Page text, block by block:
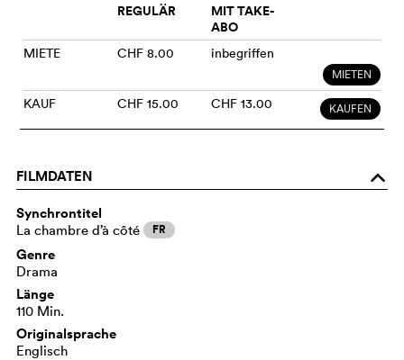
REGULÄR
MIT TAKE-
ABO
MIETE CHF 8.00 inbegriffen
MIETEN
KAUF CHF 15.00 CHF 13.00 KAUFEN
FILMDATEN o
Synchrontitel
La chambre d’à côté FR
Genre
Drama
Länge
110 Min.
Originalsprache
Englisch